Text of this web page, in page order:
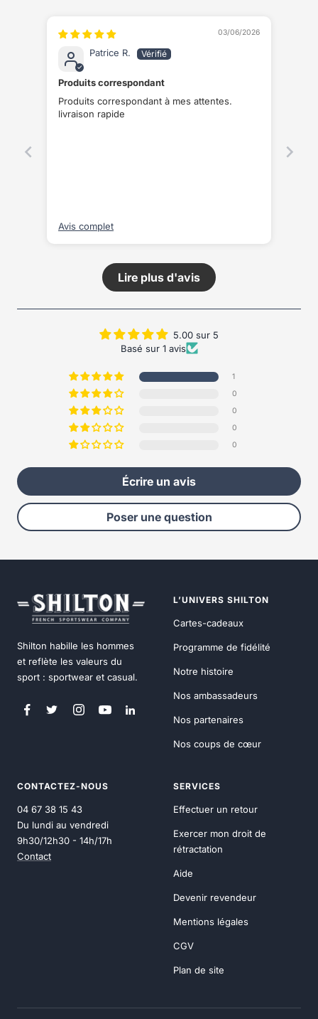
03/06/2026
Patrice R.
Produits correspondant
Produits correspondant à mes attentes.
livraison rapide
Avis complet
Lire plus d'avis
5.00 sur 5
Basé sur 1 avis
1
0
0
0
0
Écrire un avis
Poser une question
Shilton habille les hommes
et reflète les valeurs du
sport : sportwear et casual.
L’UNIVERS SHILTON
Cartes-cadeaux
Programme de fidélité
Notre histoire
Nos ambassadeurs
Nos partenaires
Nos coups de cœur
CONTACTEZ-NOUS
04 67 38 15 43
Du lundi au vendredi
9h30/12h30 - 14h/17h
Contact
SERVICES
Effectuer un retour
Exercer mon droit de
rétractation
Aide
Devenir revendeur
Mentions légales
CGV
Plan de site